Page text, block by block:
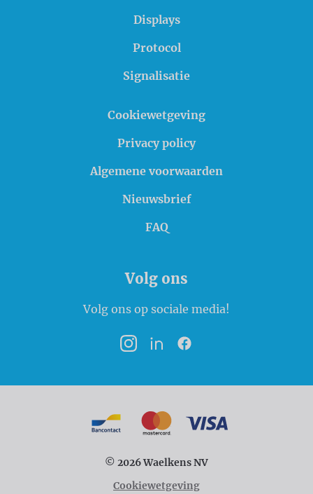
Displays
Protocol
Signalisatie
Cookiewetgeving
Privacy policy
Algemene voorwaarden
Nieuwsbrief
FAQ
Volg ons
Volg ons op sociale media!
InstagramLinkedInFacebook
© 2026 Waelkens NV
Cookiewetgeving
Betaalmogelijkheden
BancontactMasterCard
VISA